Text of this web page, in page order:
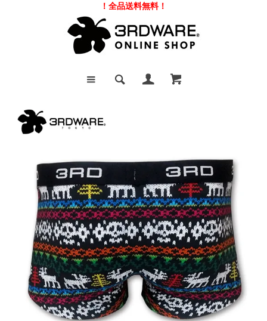
！全品送料無料！